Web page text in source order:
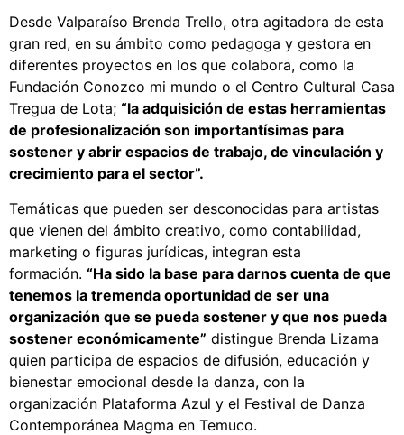
Desde Valparaíso Brenda Trello, otra agitadora de esta
gran red, en su ámbito como pedagoga y gestora en
diferentes proyectos en los que colabora, como la
Fundación Conozco mi mundo o el Centro Cultural Casa
Tregua de Lota; “la adquisición de estas herramientas
de profesionalización son importantísimas para
sostener y abrir espacios de trabajo, de vinculación y
crecimiento para el sector”.
Temáticas que pueden ser desconocidas para artistas
que vienen del ámbito creativo, como contabilidad,
marketing o figuras jurídicas, integran esta
formación. “Ha sido la base para darnos cuenta de que
tenemos la tremenda oportunidad de ser una
organización que se pueda sostener y que nos pueda
sostener económicamente” distingue Brenda Lizama
quien participa de espacios de difusión, educación y
bienestar emocional desde la danza, con la
organización Plataforma Azul y el Festival de Danza
Contemporánea Magma en Temuco.